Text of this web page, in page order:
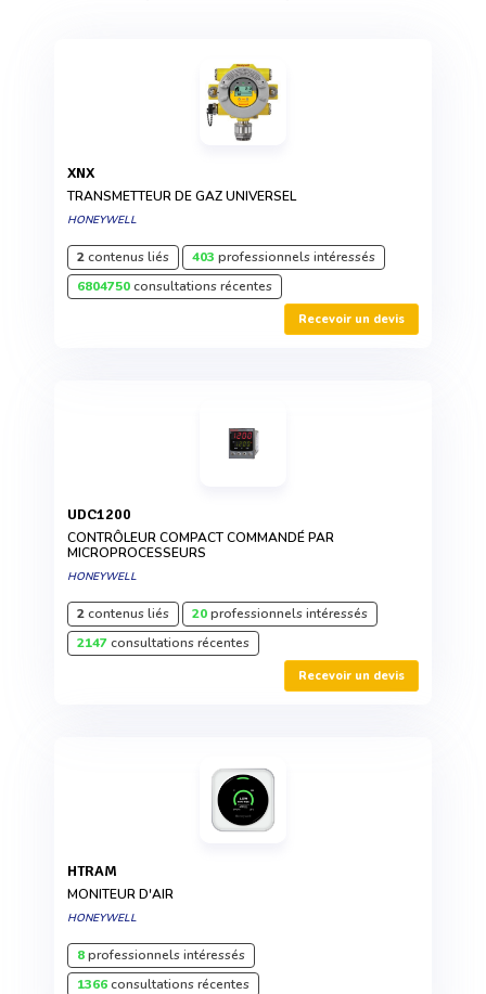
XNX
TRANSMETTEUR DE GAZ UNIVERSEL
HONEYWELL
2contenus liés 403 professionnels intéressés
6804750consultations récentes
Recevoir un devis
UDC1200
CONTRÔLEUR COMPACT COMMANDÉ PAR
MICROPROCESSEURS
HONEYWELL
2contenus liés 20professionnels intéressés
2147consultations récentes
Recevoir un devis
HTRAM
MONITEUR D'AIR
HONEYWELL
8professionnels intéressés
1366consultations récentes